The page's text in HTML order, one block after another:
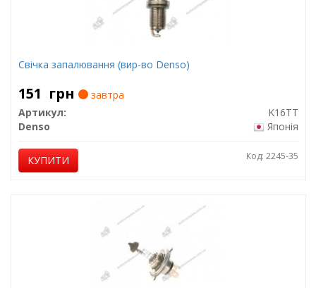
Свічка запалювання (вир-во Denso)
151 грн
завтра
Артикул:
K16TT
Denso
Японія
КУПИТИ Код: 2245-35